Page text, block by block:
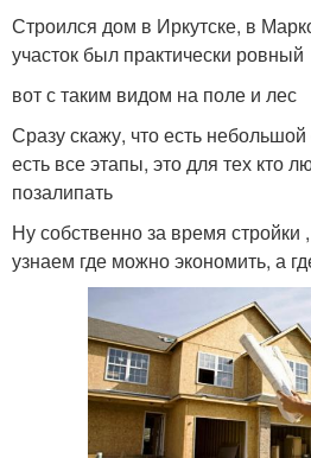
Строился дом в Иркутске, в
участок был практически ровный
вот с таким видом на поле и лес
Сразу скажу, что есть
есть все этапы, это для тех кто
позалипать
Ну собственно за время стройки
узнаем где можно экономить, а